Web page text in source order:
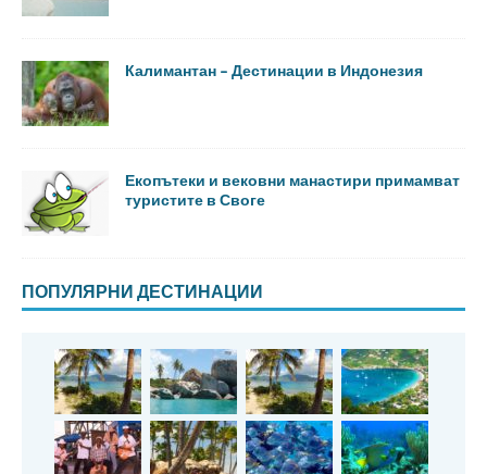
Калимантан – Дестинации в Индонезия
Екопътеки и вековни манастири примамват
туристите в Своге
ПОПУЛЯРНИ ДЕСТИНАЦИИ